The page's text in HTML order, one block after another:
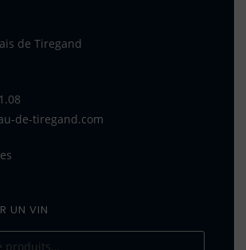
de Tiregand
de-tiregand.com
UN VIN